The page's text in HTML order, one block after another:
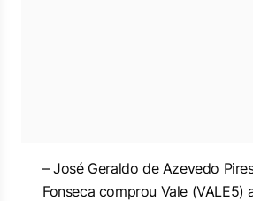
– José Geraldo de Azevedo
Fonseca comprou Vale (VALE5)